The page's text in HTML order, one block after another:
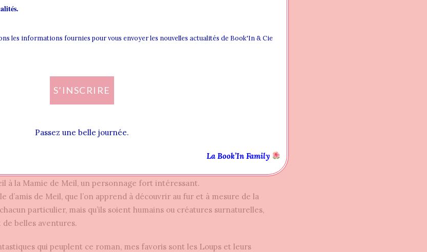
ou non, il me marierait au fils des Lempereur,
personnages de ce premier tome. Particulièrement Meil, une jeune
Ainsi que sa tolérance, son amitié et son empathie. J’ai aimé découvrir
à la Mamie de Meil, un personnage fort intéressant.
d’amis de Meil, que l’on apprend à découvrir au fur et à mesure de la
particulier, mais qu’ils soient humains ou créatures surnaturelles,
belles aventures.
qui peuplent ce roman, mes favoris sont les Loups et leurs
les informations fournies pour vous envoyer les nouvelles actualités de Book'In & Cie
S’INSCRIRE
Passez une belle journée.
La Book’In Family